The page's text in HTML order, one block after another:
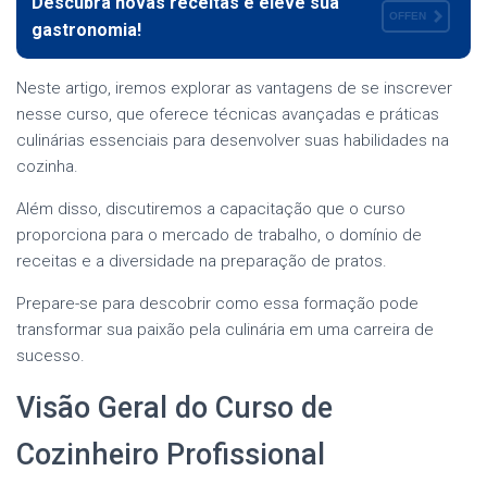
gastronomia!
OFFEN
Neste artigo, iremos explorar as vantagens de se inscrever
nesse curso, que oferece técnicas avançadas e práticas
culinárias essenciais para desenvolver suas habilidades na
cozinha.
Além disso, discutiremos a capacitação que o curso
proporciona para o mercado de trabalho, o domínio de
receitas e a diversidade na preparação de pratos.
Prepare-se para descobrir como essa formação pode
transformar sua paixão pela culinária em uma carreira de
sucesso.
Visão Geral do Curso de
Cozinheiro Profissional